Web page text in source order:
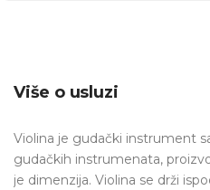
Više o usluzi
Violina je gudački instrument
gudačkih instrumenata,
je dimenzija. Violina se drži